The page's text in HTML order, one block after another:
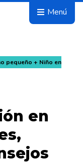
Menú
pequeño + Niño en
en